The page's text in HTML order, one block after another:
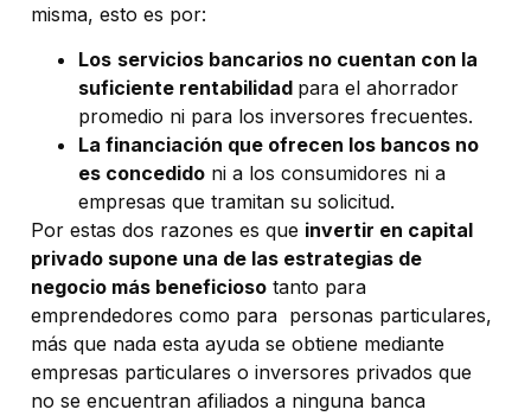
misma, esto es por:
Los servicios bancarios no cuentan con la
suficiente rentabilidad para el ahorrador
promedio ni para los inversores frecuentes.
La financiación que ofrecen los bancos no
es concedido ni a los consumidores ni a
empresas que tramitan su solicitud.
Por estas dos razones es que invertir en capital
privado supone una de las estrategias de
negocio más beneficioso tanto para
emprendedores como para personas particulares,
más que nada esta ayuda se obtiene mediante
empresas particulares o inversores privados que
no se encuentran afiliados a ninguna banca